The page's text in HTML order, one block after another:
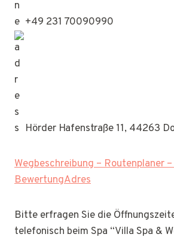
+49 231 70090990
Hörder Hafenstraße 11, 44263
Wegbeschreibung – Routenplaner
BewertungAdres
Bitte erfragen Sie die
telefonisch beim Spa “Villa Spa &